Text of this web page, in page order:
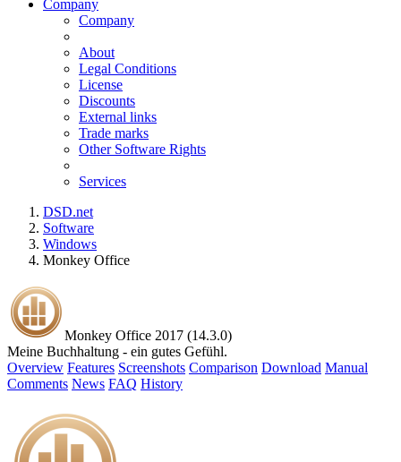
Company
Company
About
Legal Conditions
License
Discounts
External links
Trade marks
Other Software Rights
Services
DSD.net
Software
Windows
Monkey Office
Monkey Office 2017 (14.3.0)
Meine Buchhaltung - ein gutes Gefühl.
Overview Features Screenshots Comparison Download Manual
Comments News FAQ History